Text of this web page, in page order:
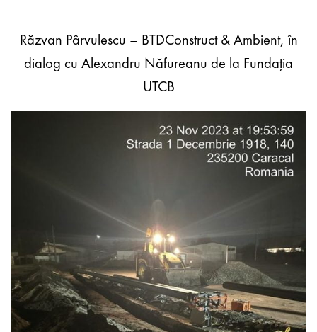
Răzvan Pârvulescu – BTDConstruct & Ambient, în
dialog cu Alexandru Năfureanu de la Fundația
UTCB